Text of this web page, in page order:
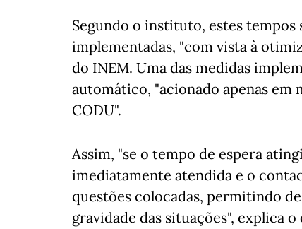
Segundo o instituto, estes tempos
implementadas, "com vista à
do INEM. Uma das medidas
automático, "acionado apenas em
CODU".
Assim, "se o tempo de espera
imediatamente atendida e o
questões colocadas, permitindo
gravidade das situações", explica